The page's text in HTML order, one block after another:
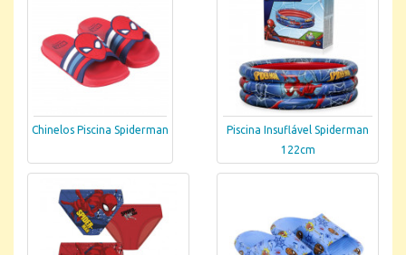
Chinelos Piscina Spiderman
Piscina Insuflável Spiderman
122cm